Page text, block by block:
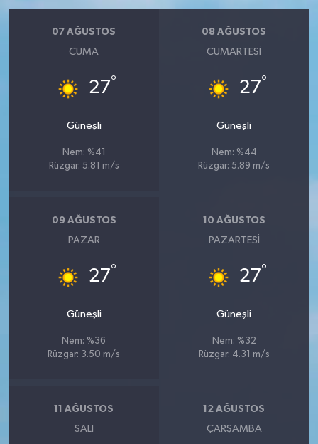
07 AĞUSTOS
CUMA
27°
Güneşli
Nem: %41
Rüzgar: 5.81 m/s
08 AĞUSTOS
CUMARTESI
27°
Güneşli
Nem: %44
Rüzgar: 5.89 m/s
09 AĞUSTOS
PAZAR
27°
Güneşli
Nem: %36
Rüzgar: 3.50 m/s
10 AĞUSTOS
PAZARTESI
27°
Güneşli
Nem: %32
Rüzgar: 4.31 m/s
11 AĞUSTOS
SALI
12 AĞUSTOS
ÇARŞAMBA